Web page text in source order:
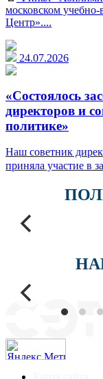
московском
Центр»....
24.07.2026
«Состоялось
директоров и
политике»
Наш советник
приняла участие в